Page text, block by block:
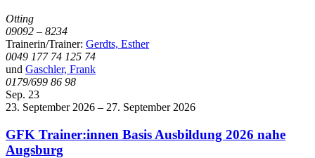
Otting
09092 – 8234
Trainerin/Trainer: Gerdts, Esther
0049 177 74 125 74
und Gaschler, Frank
0179/699 86 98
Sep. 23
23. September 2026 – 27. September 2026
GFK Trainer:innen Basis Ausbildung 2026 nahe
Augsburg